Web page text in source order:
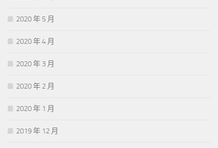
2020 年 5 月
2020 年 4 月
2020 年 3 月
2020 年 2 月
2020 年 1 月
2019 年 12 月